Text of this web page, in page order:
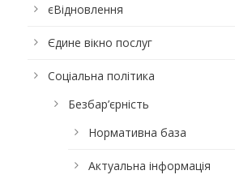
єВідновлення
Єдине вікно послуг
Соціальна політика
Безбар’єрність
Нормативна база
Актуальна інформація